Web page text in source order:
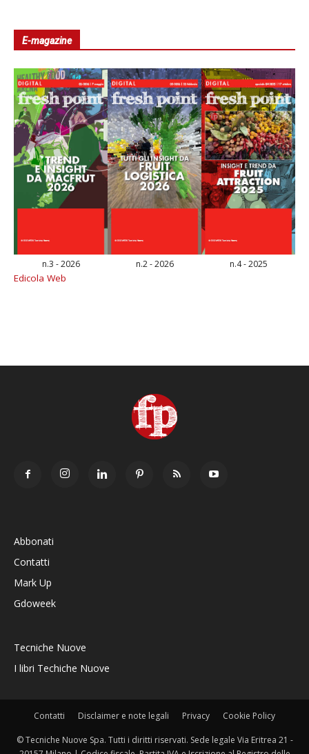
E-magazine
n.3 - 2026 n.2 - 2026 n.4 - 2025
Edicola Web
Abbonati
Contatti
Mark Up
Gdoweek
Tecniche Nuove
I libri Techiche Nuove
Contatti Disclaimer e note legali Privacy Cookie Policy
© Tecniche Nuove Spa. Tutti i diritti riservati. Sede legale Via Eritrea 21 -